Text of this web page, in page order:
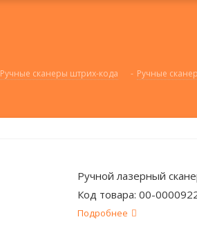
Ручные сканеры штрих-кода - Ручные
Ручной лазерный
Код товара: 00-
Подробнее